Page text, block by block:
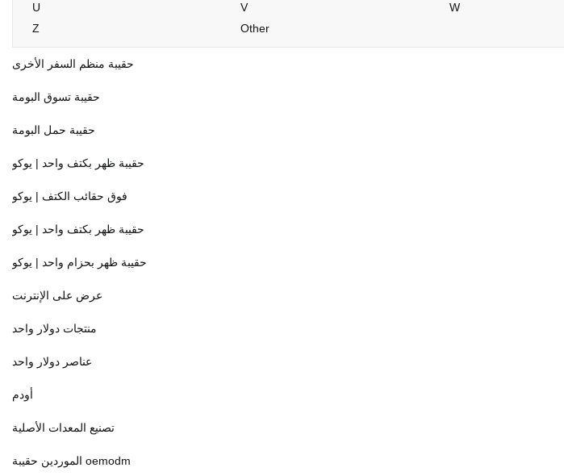
U
V W
Z
Other
حقيبة منظم السفر الأخرى
حقيبة تسوق البومة
حقيبة حمل البومة
حقيبة ظهر بكتف واحد | يوكو
فوق حقائب الكتف | يوكو
حقيبة ظهر بكتف واحد | يوكو
حقيبة ظهر بحزام واحد | يوكو
عرض على الإنترنت
منتجات دولار واحد
عناصر دولار واحد
أودم
تصنيع المعدات الأصلية
الموردين حقيبة oemodm